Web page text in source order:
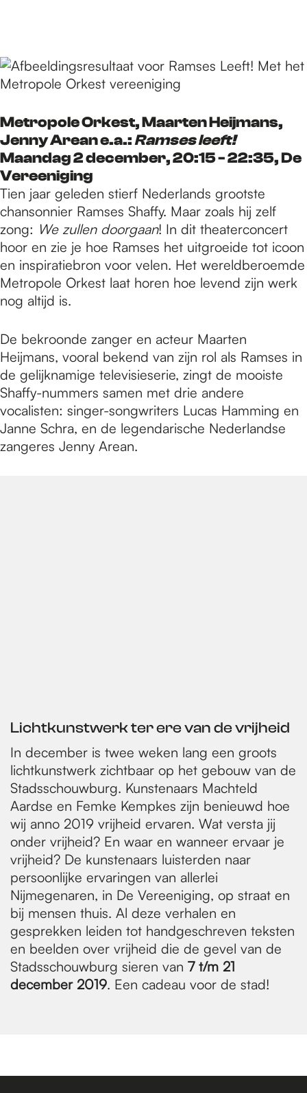
Metropole Orkest, Maarten Heijmans,
Jenny Arean e.a.:Ramses leeft!
Maandag 2 december, 20:15 - 22:35, De
Vereeniging
Tien jaar geleden stierf Nederlands grootste
chansonnier Ramses Shaffy. Maar zoals hij zelf
zong: We zullen doorgaan! In dit theaterconcert
hoor en zie je hoe Ramses het uitgroeide tot icoon
en inspiratiebron voor velen. Het wereldberoemde
Metropole Orkest laat horen hoe levend zijn werk
nog altijd is.
De bekroonde zanger en acteur Maarten
Heijmans, vooral bekend van zijn rol als Ramses in
de gelijknamige televisieserie, zingt de mooiste
Shaffy-nummers samen met drie andere
vocalisten: singer-songwriters Lucas Hamming en
Janne Schra, en de legendarische Nederlandse
zangeres Jenny Arean.
Lichtkunstwerk ter ere van de vrijheid
In december is twee weken lang een groots
lichtkunstwerk zichtbaar op het gebouw van de
Stadsschouwburg. Kunstenaars Machteld
Aardse en Femke Kempkes zijn benieuwd hoe
wij anno 2019 vrijheid ervaren. Wat versta jij
onder vrijheid? En waar en wanneer ervaar je
vrijheid? De kunstenaars luisterden naar
persoonlijke ervaringen van allerlei
Nijmegenaren, in De Vereeniging, op straat en
bij mensen thuis. Al deze verhalen en
gesprekken leiden tot handgeschreven teksten
en beelden over vrijheid die de gevel van de
Stadsschouwburg sieren van 7 t/m 21
december 2019. Een cadeau voor de stad!